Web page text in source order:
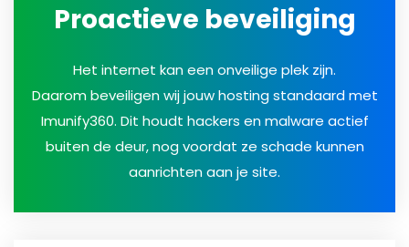
Proactieve beveiliging
Het internet kan een onveilige plek zijn.
Daarom beveiligen wij jouw hosting standaard met
Imunify360. Dit houdt hackers en malware actief
buiten de deur, nog voordat ze schade kunnen
aanrichten aan je site.